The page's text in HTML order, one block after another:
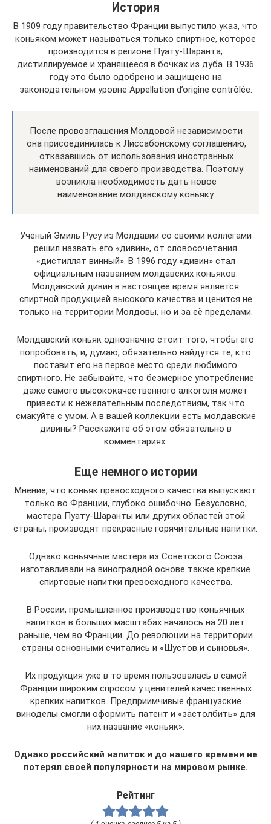
История
В 1909 году правительство Франции выпустило указ, что
коньяком может называться только спиртное, которое
производится в регионе Пуату-Шаранта,
дистиллируемое и хранящееся в бочках из дуба. В 1936
году это было одобрено и защищено на
законодательном уровне Appellation d’origine contrôlée.
После провозглашения Молдовой независимости
она присоединилась к Лиссабонскому соглашению,
отказавшись от использования иностранных
наименований для своего производства. Поэтому
возникла необходимость дать новое
наименование молдавскому коньяку.
Учёный Эмиль Русу из Молдавии со своими коллегами
решил назвать его «дивин», от словосочетания
«дистиллят винный». В 1996 году «дивин» стал
официальным названием молдавских коньяков.
Молдавский дивин в настоящее время является
спиртной продукцией высокого качества и ценится не
только на территории Молдовы, но и за её пределами.
Молдавский коньяк однозначно стоит того, чтобы его
попробовать, и, думаю, обязательно найдутся те, кто
поставит его на первое место среди любимого
спиртного. Не забывайте, что безмерное употребление
даже самого высококачественного алкоголя может
привести к нежелательным последствиям, так что
смакуйте с умом. А в вашей коллекции есть молдавские
дивины? Расскажите об этом обязательно в
комментариях.
Еще немного истории
Мнение, что коньяк превосходного качества выпускают
только во Франции, глубоко ошибочно. Безусловно,
мастера Пуату-Шаранты или других областей этой
страны, производят прекрасные горячительные напитки.
Однако коньячные мастера из Советского Союза
изготавливали на виноградной основе также крепкие
спиртовые напитки превосходного качества.
В России, промышленное производство коньячных
напитков в больших масштабах началось на 20 лет
раньше, чем во Франции. До революции на территории
страны основными считались и «Шустов и сыновья».
Их продукция уже в то время пользовалась в самой
Франции широким спросом у ценителей качественных
крепких напитков. Предприимчивые французские
виноделы смогли оформить патент и «застолбить» для
них название «коньяк».
Однако российский напиток и до нашего времени не
потерял своей популярности на мировом рынке.
Рейтинг